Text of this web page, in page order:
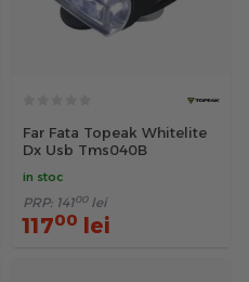
Far Fata Topeak Whitelite
Dx Usb Tms040B
in stoc
PRP: 14100 lei
11700 lei